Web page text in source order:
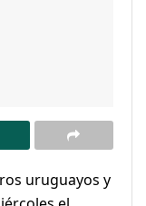
uruguayos y